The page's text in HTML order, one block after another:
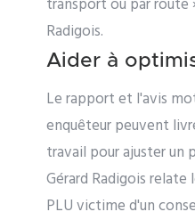
transport ou par route
Radigois.
Aider à
Le rapport et l'avis
enquêteur peuvent
travail pour ajuster un
Gérard Radigois relate
PLU victime d'un